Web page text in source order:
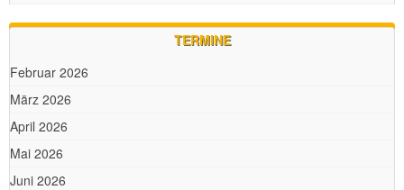
TERMINE
Februar 2026
März 2026
April 2026
Mai 2026
Juni 2026